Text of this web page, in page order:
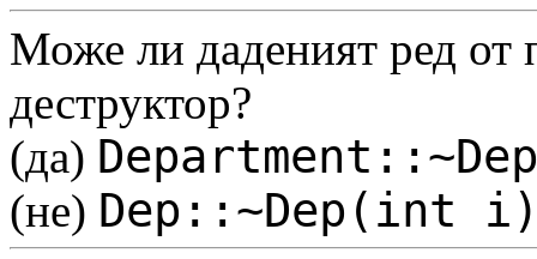
Може ли даденият ред от
деструктор?
(да)
(не)